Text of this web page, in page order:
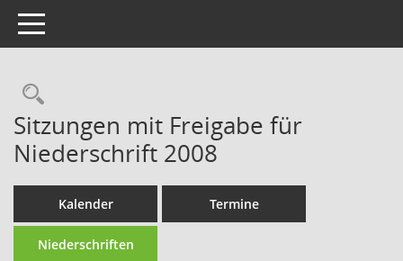
Toggle navigation
Rechercheauswahl
Sitzungen mit Freigabe für
Niederschrift 2008
Kalender Termine
Niederschriften